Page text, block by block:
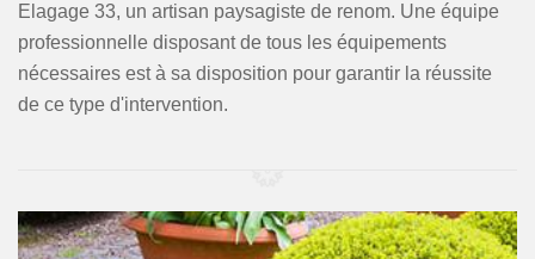
Elagage 33, un artisan paysagiste de renom. Une équipe
professionnelle disposant de tous les équipements
nécessaires est à sa disposition pour garantir la réussite
de ce type d'intervention.